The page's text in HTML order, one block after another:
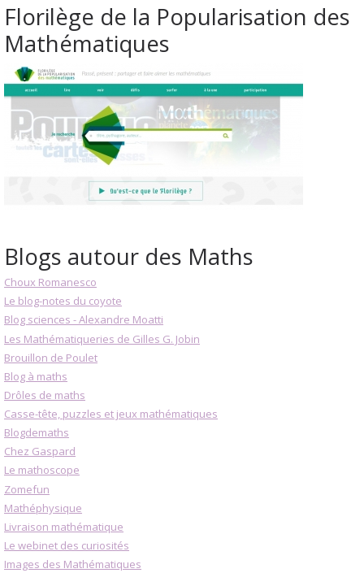
Florilège de la Popularisation des
Mathématiques
Blogs autour des Maths
Choux Romanesco
Le blog-notes du coyote
Blog sciences - Alexandre Moatti
Les Mathématiqueries de Gilles G. Jobin
Brouillon de Poulet
Blog à maths
Drôles de maths
Casse-tête, puzzles et jeux mathématiques
Blogdemaths
Chez Gaspard
Le mathoscope
Zomefun
Mathéphysique
Livraison mathématique
Le webinet des curiosités
Images des Mathématiques